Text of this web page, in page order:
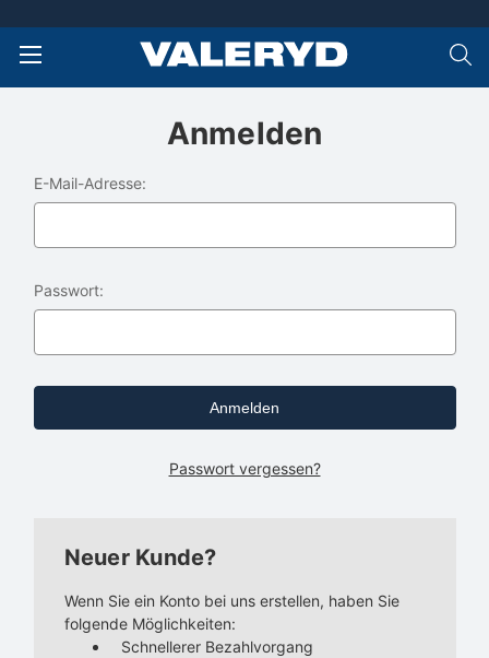
Anmelden
E-Mail-Adresse:
Passwort:
Passwort vergessen?
Neuer Kunde?
Wenn Sie ein Konto bei uns erstellen, haben Sie
folgende Möglichkeiten:
Schnellerer Bezahlvorgang